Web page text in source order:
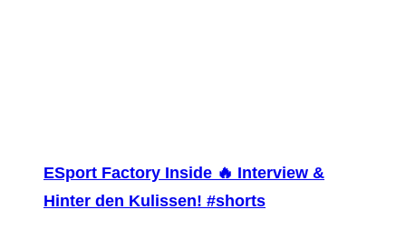
ESport Factory Inside 🔥 Interview &
Hinter den Kulissen! #shorts